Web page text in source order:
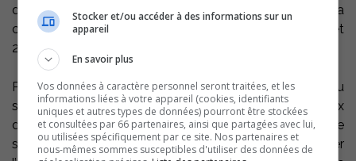
d’activité, l’utilisation des camions aspirateurs sera
condensée la journée du 18 octobre, entre 8h00 et
20h00.
Par le passé, nous devions procéder à l’arrêt complet du
système pour les 9 fours. Suite à des travaux
d’amélioration réalisés depuis 2001, nous avons divisé le
système en deux zones étanches afin de limiter
Stocker et/ou accéder à des informations sur un
appareil
En savoir plus
Vos données à caractère personnel seront traitées, et les
informations liées à votre appareil (cookies, identifiants
uniques et autres types de données) pourront être stockées
et consultées par 66 partenaires, ainsi que partagées avec lui,
ou utilisées spécifiquement par ce site. Nos partenaires et
nous-mêmes sommes susceptibles d'utiliser des données de